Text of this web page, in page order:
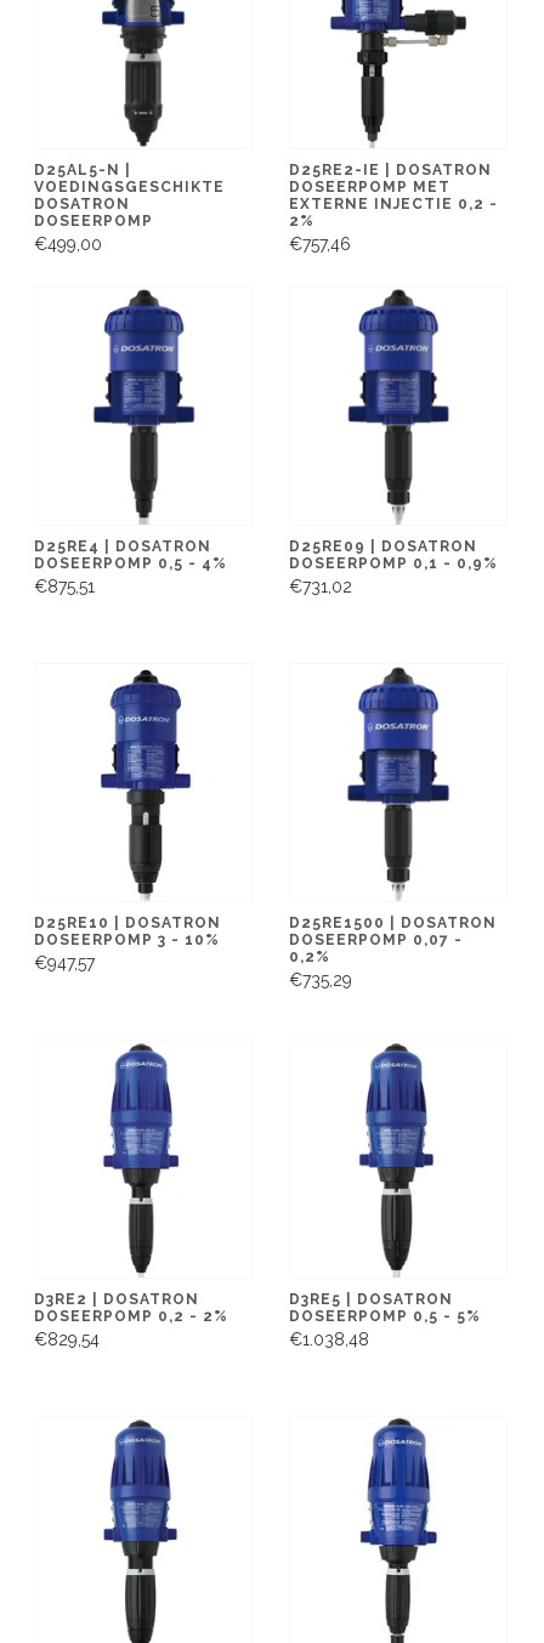
D25AL5-N |
VOEDINGSGESCHIKTE
DOSATRON
DOSEERPOMP
€499,00
D25RE2-IE | DOSATRON
DOSEERPOMP MET
EXTERNE INJECTIE 0,2 -
2%
€757,46
D25RE4 | DOSATRON
DOSEERPOMP 0,5 - 4%
€875,51
D25RE09 | DOSATRON
DOSEERPOMP 0,1 - 0,9%
€731,02
D25RE10 | DOSATRON
DOSEERPOMP 3 - 10%
€947,57
D25RE1500 | DOSATRON
DOSEERPOMP 0,07 -
0,2%
€735,29
D3RE2 | DOSATRON
DOSEERPOMP 0,2 - 2%
€829,54
D3RE5 | DOSATRON
DOSEERPOMP 0,5 - 5%
€1.038,48